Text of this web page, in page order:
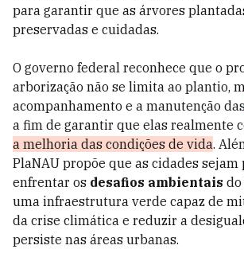
para garantir que as árvores
preservadas e cuidadas.
O governo federal reconhece que o
arborização não se limita ao plantio,
acompanhamento e a manutenção
a fim de garantir que elas realmente
a melhoria das condições de vida.
PlaNAU propõe que as cidades
enfrentar os desafios ambientais
uma infraestrutura verde capaz de
da crise climática e reduzir a
persiste nas áreas urbanas.